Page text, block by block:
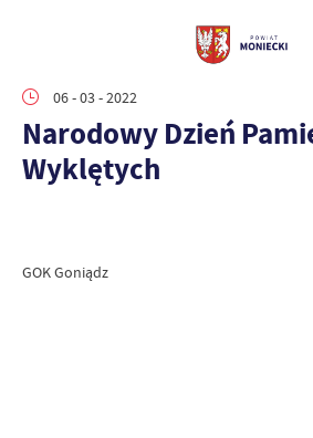
06 - 03 - 2022
Narodowy Dzień
Wyklętych
GOK Goniądz